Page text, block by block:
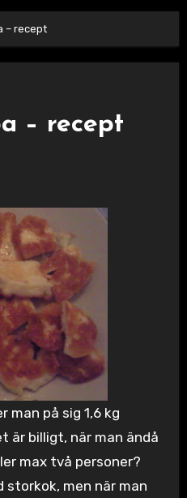
– recept
– recept
man på sig 1,6 kg
billigt, när man ändå
max två personer?
men när man